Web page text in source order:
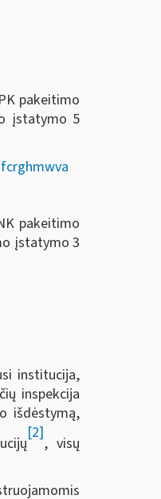
pakeitimo
įstatymo 5
pakeitimo
įstatymo 3
institucija,
inspekcija
išdėstymą,
[2]
, visų